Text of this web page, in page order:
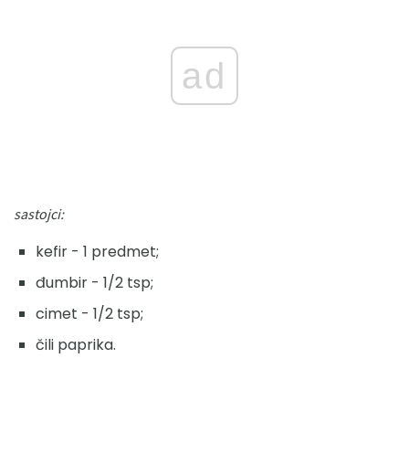
ad
sastojci:
kefir - 1 predmet;
đumbir - 1/2 tsp;
cimet - 1/2 tsp;
čili paprika.